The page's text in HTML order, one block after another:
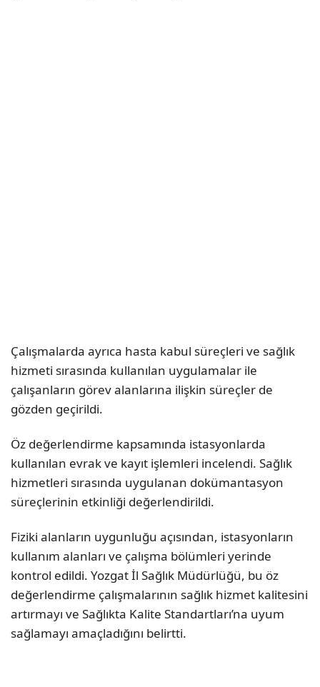
Çalışmalarda ayrıca hasta kabul süreçleri ve sağlık
hizmeti sırasında kullanılan uygulamalar ile
çalışanların görev alanlarına ilişkin süreçler de
gözden geçirildi.
Öz değerlendirme kapsamında istasyonlarda
kullanılan evrak ve kayıt işlemleri incelendi. Sağlık
hizmetleri sırasında uygulanan dokümantasyon
süreçlerinin etkinliği değerlendirildi.
Fiziki alanların uygunluğu açısından, istasyonların
kullanım alanları ve çalışma bölümleri yerinde
kontrol edildi. Yozgat İl Sağlık Müdürlüğü, bu öz
değerlendirme çalışmalarının sağlık hizmet kalitesini
artırmayı ve Sağlıkta Kalite Standartları’na uyum
sağlamayı amaçladığını belirtti.